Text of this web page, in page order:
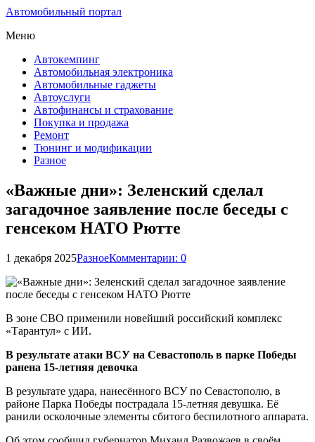
Автомобильный портал
Меню
Автокемпинг
Автомобильная электроника
Автомобильные гаджеты
Автоуслуги
Автофинансы и страхование
Покупка и продажа
Ремонт
Тюнинг и модификации
Разное
«Важные дни»: Зеленский сделал
загадочное заявление после беседы с
генсеком НАТО Рютте
1 декабря 2025РазноеКомментарии: 0
В зоне СВО применили новейший российский комплекс
«Тарантул» с ИИ.
В результате атаки ВСУ на Севастополь в парке Победы
ранена 15-летняя девочка
В результате удара, нанесённого ВСУ по Севастополю, в
районе Парка Победы пострадала 15-летняя девушка. Её
ранили осколочные элементы сбитого беспилотного аппарата.